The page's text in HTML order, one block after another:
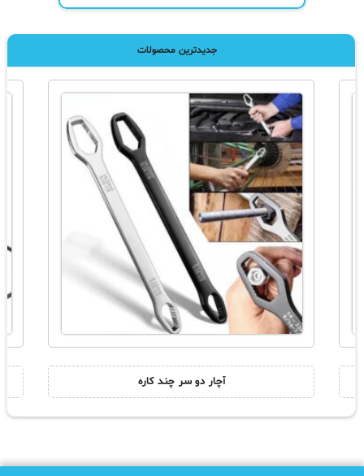
جدیدترین محصولات
آچار دو سر چند کاره